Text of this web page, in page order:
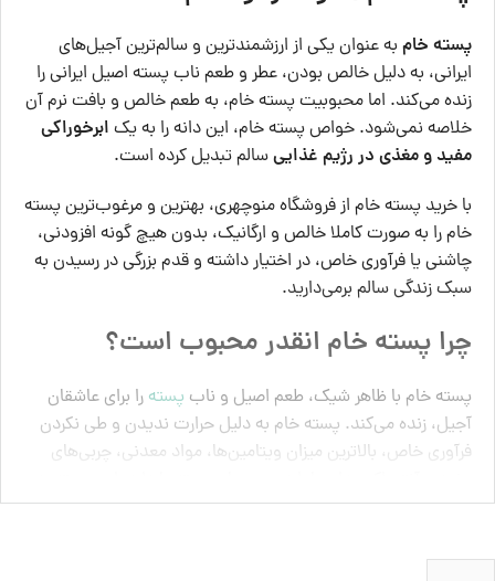
پسته خام به عنوان یکی از ارزشمندترین و سالم‌ترین آجیل‌های
ایرانی، به دلیل خالص بودن، عطر و طعم ناب پسته اصیل ایرانی را
زنده می‌کند. اما محبوبیت پسته خام، به طعم خالص و بافت نرم آن
خلاصه نمی‌شود. خواص پسته خام، این دانه را به یک ابرخوراکی
مفید و مغذی در رژیم غذاییسالم تبدیل کرده است.
با خرید پسته خام از فروشگاه منوچهری، بهترین و مرغوب‌ترین پسته
خام را به صورت کاملا خالص و ارگانیک، بدون هیچ گونه افزودنی،
چاشنی یا فرآوری خاص، در اختیار داشته و قدم بزرگی در رسیدن به
سبک زندگی سالم برمی‌دارید.
چرا پسته خام انقدر محبوب است؟
پسته خام با ظاهر شیک، طعم اصیل و ناب پسته را برای عاشقان
آجیل، زنده می‌کند. پسته خام به دلیل حرارت ندیدن و طی نکردن
فرآوری خاص، بالاترین میزان ویتامین‌ها، مواد معدنی، چربی‌های
دلیل نداشتن افزودنی‌های خاصی مانند نمک، گزینه ایده‌آلی برای
محدودیت در مصرف نمک، خواهد بود.